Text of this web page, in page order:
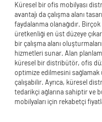
Küresel bir ofis mobilyası
avantajı da çalışma alanı
faydalanma olanağıdır.
üretkenliği en üst düzeye
bir çalışma alanı
hizmetleri sunar. Alan
küresel bir distribütör, ofis
optimize edilmesini sağlamak
çalışabilir. Ayrıca, küresel
tedarikçi ağlarına sahiptir ve
mobilyaları için rekabetçi